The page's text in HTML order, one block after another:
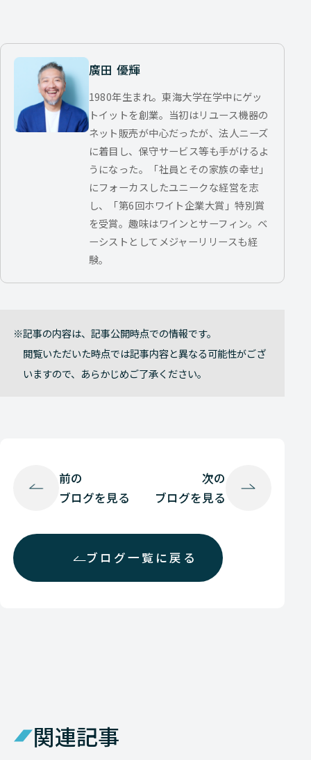
廣田 優輝
1980年生まれ。東海大学在学中にゲッ
トイットを創業。当初はリユース機器の
ネット販売が中心だったが、法人ニーズ
に着目し、保守サービス等も手がけるよ
うになった。「社員とその家族の幸せ」
にフォーカスしたユニークな経営を志
し、「第6回ホワイト企業大賞」特別賞
を受賞。趣味はワインとサーフィン。ベ
ーシストとしてメジャーリリースも経
験。
記事の内容は、記事公開時点での情報です。
閲覧いただいた時点では記事内容と異なる可能性がござ
いますので、あらかじめご了承ください。
前の
ブログを見る
ブログ一覧に戻る
次の
ブログを見る
関連記事